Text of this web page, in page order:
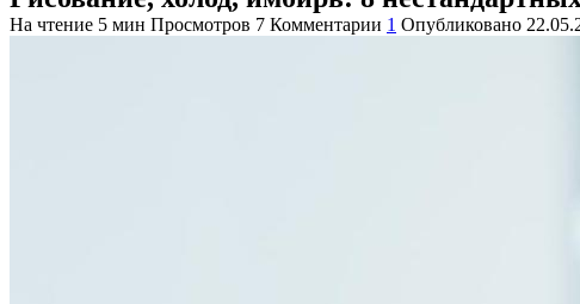
На чтение 5 мин Просмотров 7 Комментарии 1 Опубликовано